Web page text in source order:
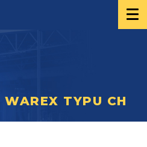
WAREX TYPU CH